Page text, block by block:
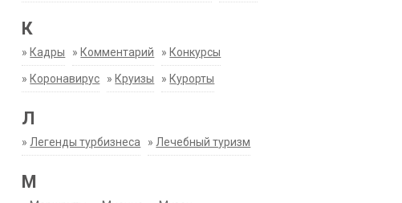
К
» Кадры » Комментарий » Конкурсы
» Коронавирус » Круизы » Курорты
Л
» Легенды турбизнеса » Лечебный туризм
М